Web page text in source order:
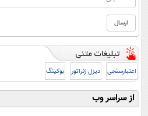
اعتبارسنجی دیزل ژنراتور بوکینگ
از سراسر وب